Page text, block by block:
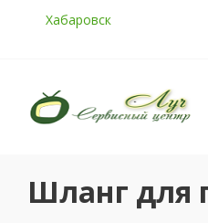
Хабаровск
Шланг для